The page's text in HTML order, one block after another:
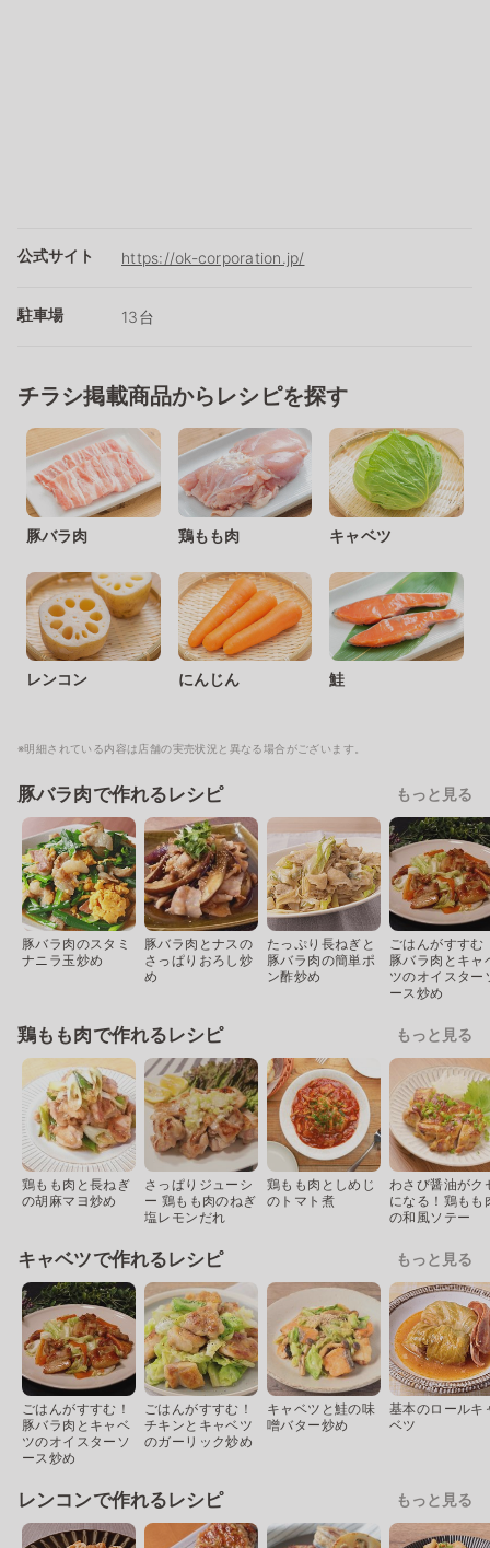
公式サイト https://ok-corporation.jp/
駐車場 13台
チラシ掲載商品からレシピを探す
豚バラ肉 鶏もも肉 キャベツ
レンコン にんじん 鮭
※明細されている内容は店舗の実売状況と異なる場合がございます。
豚バラ肉で作れるレシピ もっと見る
豚バラ肉のスタミ
ナニラ玉炒め
豚バラ肉とナスの
さっぱりおろし炒
め
たっぷり長ねぎと
豚バラ肉の簡単ポ
ン酢炒め
ごはんがすすむ
豚バラ肉とキャ
ツのオイスター
ース炒め
鶏もも肉で作れるレシピ もっと見る
鶏もも肉と長ねぎ
の胡麻マヨ炒め
さっぱりジューシ
ー 鶏もも肉のねぎ
塩レモンだれ
鶏もも肉としめじ
のトマト煮
わさび醤油がク
になる！鶏もも
の和風ソテー
キャベツで作れるレシピ もっと見る
ごはんがすすむ！
豚バラ肉とキャベ
ツのオイスターソ
ース炒め
ごはんがすすむ！
チキンとキャベツ
のガーリック炒め
キャベツと鮭の味
噌バター炒め
基本のロールキ
ベツ
レンコンで作れるレシピ もっと見る